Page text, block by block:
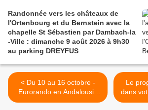
Randonnée vers les châteaux de
l'Ortenbourg et du Bernstein avec la
chapelle St Sébastien par Dambach-la
-Ville : dimanche 9 août 2026 à 9h30
au parking DREYFUS
< Du 10 au 16 octobre -
Eurorando en Andalousie
(1/2)
Le
dans